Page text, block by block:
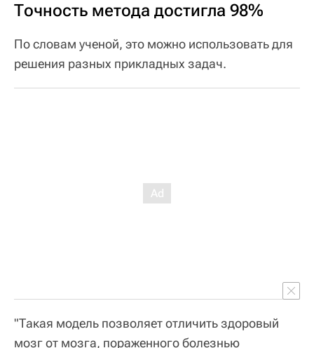
Точность метода достигла 98%
По словам ученой, это можно использовать для
решения разных прикладных задач.
"Такая модель позволяет отличить здоровый
мозг от мозга, пораженного болезнью